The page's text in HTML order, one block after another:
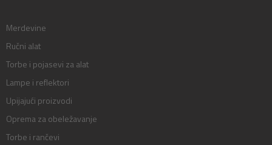
Merdevine
Ručni alat
Torbe i pojasevi za alat
Lampe i reflektori
Upijajući proizvodi
Oprema za obeležavanje
Torbe i rančevi